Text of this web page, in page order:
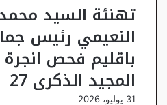
تهنئة السيد
النعيمي رئيس
باقليم فحص
المجيد الذكرى 27
31 يوليو، 2026